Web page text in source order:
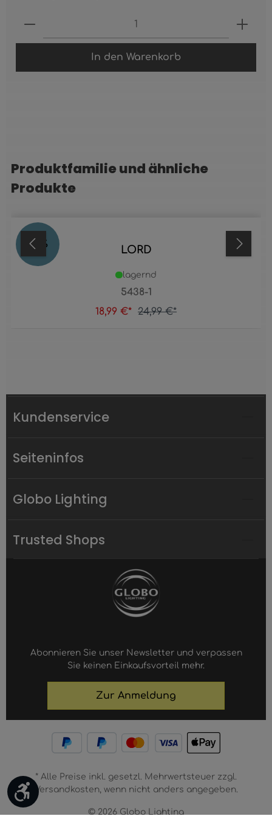
Produkt Anzahl: Gib den
In den Warenkorb
Produktgalerie überspringen
Produktfamilie und ähnliche
Produkte
24 % LORD
5438-1
lagernd
18,99 €* 24,99 €*
Kundenservice
Seiteninfos
Globo Lighting
Trusted Shops
Abonnieren Sie unser Newsletter und verpassen
Sie keinen Einkaufsvorteil mehr.
Zur Anmeldung
© 2026 Globo Lighting
* Alle Preise inkl. gesetzl. Mehrwertsteuer zzgl.
Versandkosten, wenn nicht anders angegeben.
Werkzeugleiste anzeigen